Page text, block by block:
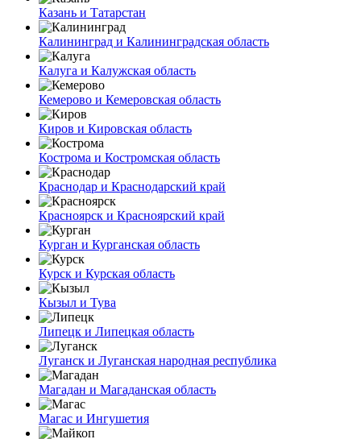
Казань и Татарстан
Калининград и Калининградская область
Калуга и Калужская область
Кемерово и Кемеровская область
Киров и Кировская область
Кострома и Костромская область
Краснодар и Краснодарский край
Красноярск и Красноярский край
Курган и Курганская область
Курск и Курская область
Кызыл и Тува
Липецк и Липецкая область
Луганск и Луганская народная республика
Магадан и Магаданская область
Магас и Ингушетия